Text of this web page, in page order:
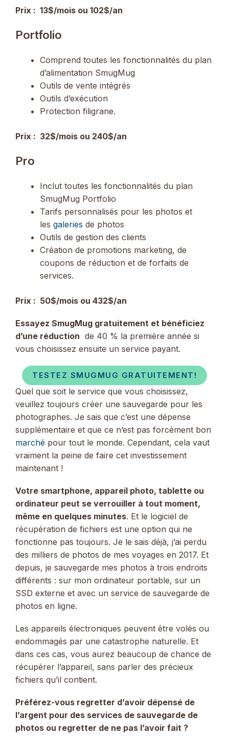
Prix ​​: 13$/mois ou 102$/an
Portfolio
Comprend toutes les fonctionnalités du plan
d’alimentation SmugMug
Outils de vente intégrés
Outils d’exécution
Protection filigrane.
Prix ​​: 32$/mois ou 240$/an
Pro
Inclut toutes les fonctionnalités du plan
SmugMug Portfolio
Tarifs personnalisés pour les photos et
les galeries de photos
Outils de gestion des clients
Création de promotions marketing, de
coupons de réduction et de forfaits de
services.
Prix ​​: 50$/mois ou 432$/an
Essayez SmugMug gratuitement et bénéficiez
d’une réduction de 40 % la première année si
vous choisissez ensuite un service payant.
TESTEZ SMUGMUG GRATUITEMENT!
Quel que soit le service que vous choisissez,
veuillez toujours créer une sauvegarde pour les
photographes. Je sais que c’est une dépense
supplémentaire et que ce n’est pas forcément bon
marché pour tout le monde. Cependant, cela vaut
vraiment la peine de faire cet investissement
maintenant !
Votre smartphone, appareil photo, tablette ou
ordinateur peut se verrouiller à tout moment,
même en quelques minutes. Et le logiciel de
récupération de fichiers est une option qui ne
fonctionne pas toujours. Je le sais déjà, j’ai perdu
des milliers de photos de mes voyages en 2017. Et
depuis, je sauvegarde mes photos à trois endroits
différents : sur mon ordinateur portable, sur un
SSD externe et avec un service de sauvegarde de
photos en ligne.
Les appareils électroniques peuvent être volés ou
endommagés par une catastrophe naturelle. Et
dans ces cas, vous aurez beaucoup de chance de
récupérer l’appareil, sans parler des précieux
fichiers qu’il contient.
Préférez-vous regretter d’avoir dépensé de
l’argent pour des services de sauvegarde de
photos ou regretter de ne pas l’avoir fait ?